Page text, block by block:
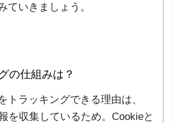
ていきましょう。
の仕組みは？
トラッキングできる理由は、
を収集しているため。Cookieと